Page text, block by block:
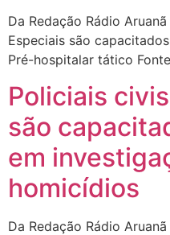
Da Redação Rádio
Especiais são
Pré-hospitalar tático
Policiais
são
em
homicídios
Da Redação Rádio